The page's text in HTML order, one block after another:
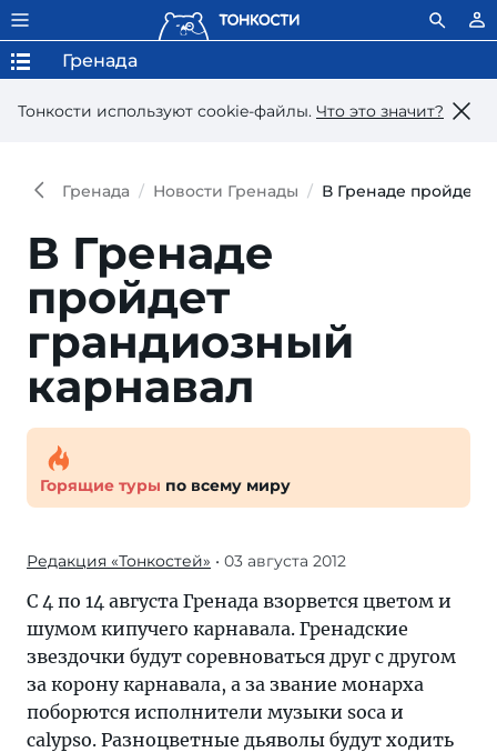
Тонкости используют сookie-файлы. Что это значит?
Гренада
Гренада Новости Гренады В Гренаде пройдет
В Гренаде
пройдет
грандиозный
карнавал
Горящие туры по всему миру
Редакция «Тонкостей» • 03 августа 2012
С 4 по 14 августа Гренада взорвется цветом и
шумом кипучего карнавала. Гренадские
звездочки будут соревноваться друг с другом
за корону карнавала, а за звание монарха
поборются исполнители музыки soca и
calypso. Разноцветные дьяволы будут ходить